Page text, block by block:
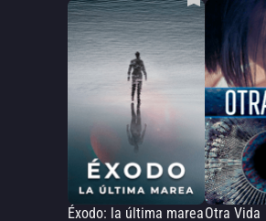
Éxodo: la última mareaOtra Vida